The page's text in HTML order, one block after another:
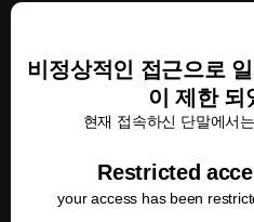
비정상적인 접근으로
이 제한 되
현재 접속하신 단말에서
Restricted
your access has been